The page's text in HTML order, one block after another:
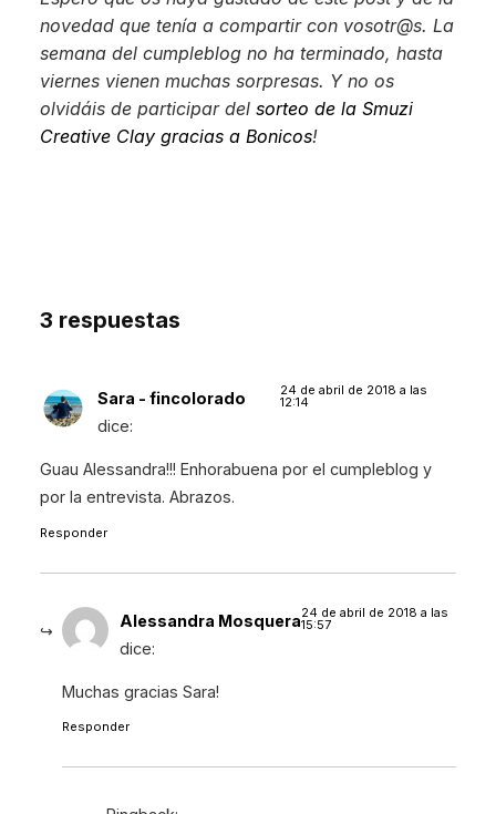
novedad que tenía a compartir con vosotr@s. La
semana del cumpleblog no ha terminado, hasta
viernes vienen muchas sorpresas. Y no os
olvidáis de participar del sorteo de la Smuzi
Creative Clay gracias a Bonicos!
3 respuestas
Sara - fincolorado
dice:
24 de abril de 2018 a las
12:14
Guau Alessandra!!! Enhorabuena por el cumpleblog y
por la entrevista. Abrazos.
Responder
Alessandra Mosquera
dice:
24 de abril de 2018 a las
15:57
Muchas gracias Sara!
Responder